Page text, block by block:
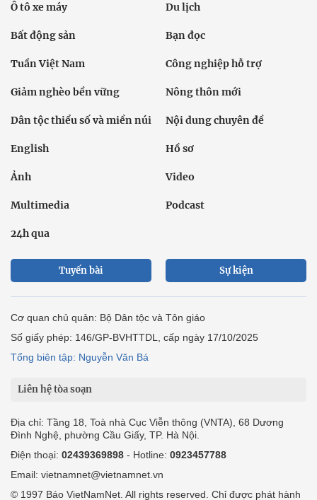
Ô tô xe máy Du lịch
Bất động sản Bạn đọc
Tuần Việt Nam Công nghiệp hỗ trợ
Giảm nghèo bền vững Nông thôn mới
Dân tộc thiểu số và miền núi Nội dung chuyên đề
English Hồ sơ
Ảnh Video
Multimedia Podcast
24h qua
Tuyến bài Sự kiện
Cơ quan chủ quản: Bộ Dân tộc và Tôn giáo
Số giấy phép: 146/GP-BVHTTDL, cấp ngày 17/10/2025
Tổng biên tập: Nguyễn Văn Bá
Liên hệ tòa soạn
Địa chỉ: Tầng 18, Toà nhà Cục Viễn thông (VNTA), 68 Dương
Đình Nghệ, phường Cầu Giấy, TP. Hà Nội.
Điện thoại: 02439369898 - Hotline: 0923457788
Email: vietnamnet@vietnamnet.vn
© 1997 Báo VietNamNet. All rights reserved. Chỉ được phát hành